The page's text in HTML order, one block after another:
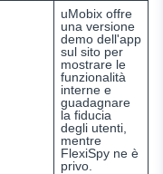
uMobix offre
una versione
demo dell'app
sul sito per
mostrare le
funzionalità
interne e
guadagnare
la fiducia
degli utenti,
mentre
FlexiSpy ne è
privo.